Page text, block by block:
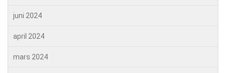
juni 2024
april 2024
mars 2024